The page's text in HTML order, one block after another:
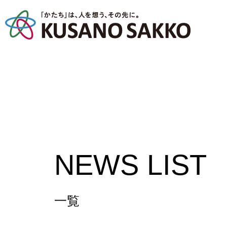
NEWS LIST
一覧